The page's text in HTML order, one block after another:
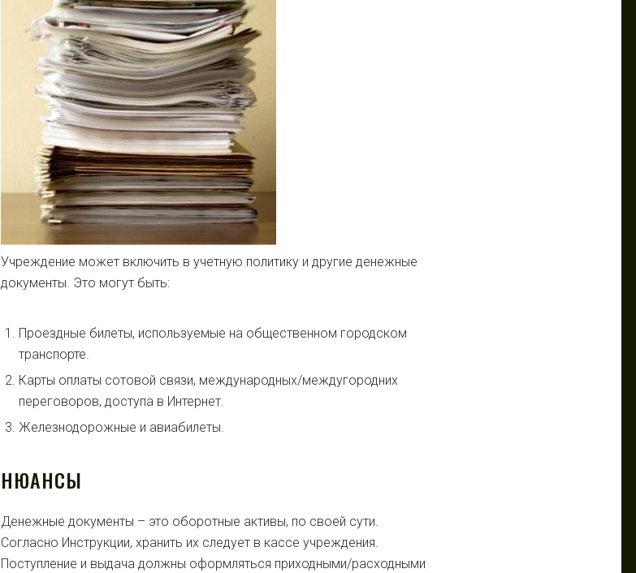
Учреждение может включить в учетную политику и другие денежные
документы. Это могут быть:
Проездные билеты, используемые на общественном городском
транспорте.
Карты оплаты сотовой связи, международных/междугородних
переговоров, доступа в Интернет.
Железнодорожные и авиабилеты.
НЮАНСЫ
Денежные документы – это оборотные активы, по своей сути.
Согласно Инструкции, хранить их следует в кассе учреждения.
Поступление и выдача должны оформляться приходными/расходными